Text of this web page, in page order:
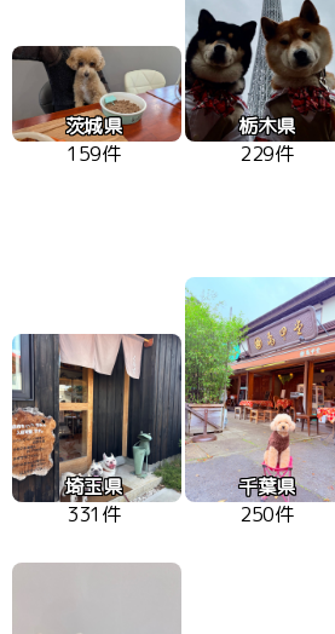
茨城県
159件
栃木県
229件
埼玉県
331件
千葉県
250件